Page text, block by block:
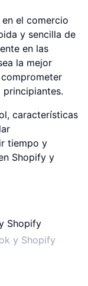
el comercio
y sencilla de
en las
la mejor
características
tiempo y
Shopify y
y Shopify